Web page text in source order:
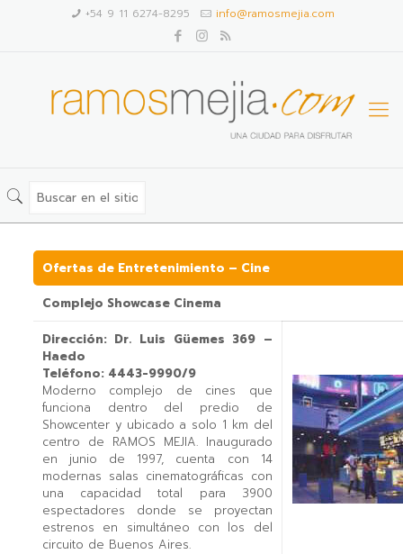
+54 9 11 6274-8295 info@ramosmejia.com
Ofertas de Entretenimiento – Cine
Complejo Showcase Cinema
Dirección: Dr. Luis Güemes 369 –
Haedo
Teléfono: 4443-9990/9
Moderno complejo de cines que
funciona dentro del predio de
Showcenter y ubicado a solo 1 km del
centro de RAMOS MEJIA. Inaugurado
en junio de 1997, cuenta con 14
modernas salas cinematográficas con
una capacidad total para 3900
espectadores donde se proyectan
estrenos en simultáneo con los del
circuito de Buenos Aires.